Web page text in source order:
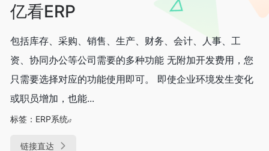
亿看ERP
包括库存、采购、销售、生产、财务、会计、人事、工
资、协同办公等公司需要的多种功能 无附加开发费用，您
只需要选择对应的功能使用即可。 即使企业环境发生变化
或职员增加，也能...
标签： ERP系统
链接直达